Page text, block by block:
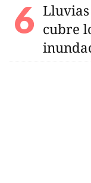
Lluvias
cubre